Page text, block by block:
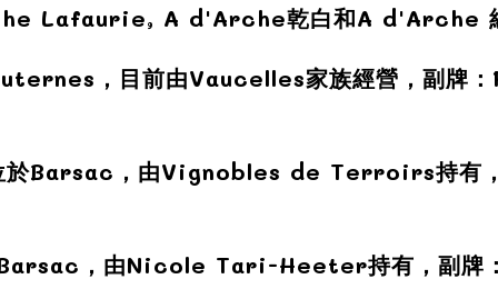
Lafaurie, A d'Arche乾白和A d'Arche
，目前由Vaucelles家族經營，副牌
於Barsac，由Vignobles de Terroirs持有
，由Nicole Tari-Heeter持有，副